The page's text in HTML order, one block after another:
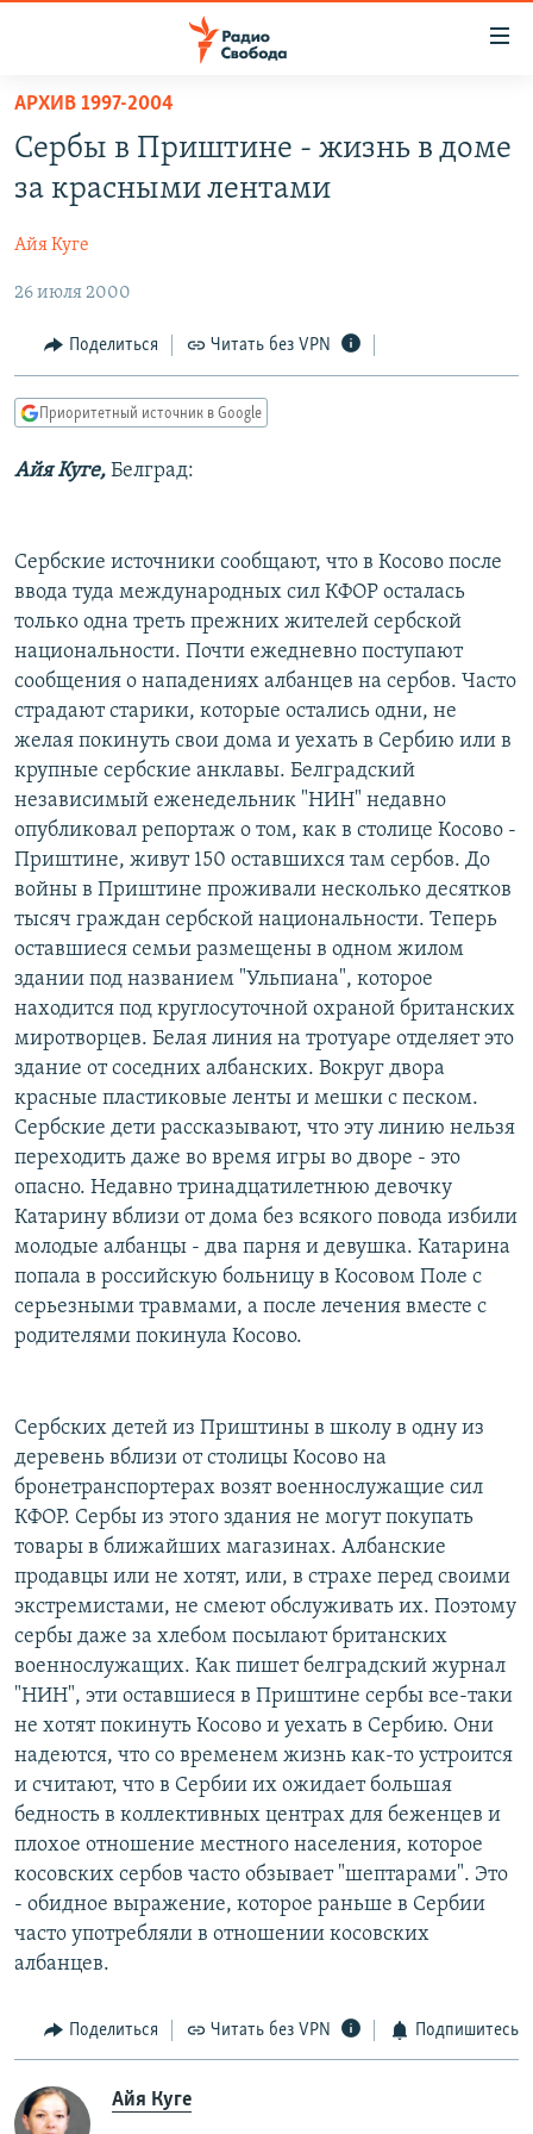
упрощенного
доступа
основному
Вернутся
главной
навигации
Вернутся
поиску
ПРОГРАММЫ
ПОДКАСТЫ
АВТОРСКИЕ ПРОЕКТЫ
ЦИТАТЫ СВОБОДЫ
МНЕНИЯ
КУЛЬТУРА
IDEL.РЕАЛИИ
КАВКАЗ.РЕАЛИИ
СЕВЕР.РЕАЛИИ
РАСПИСАНИЕ ВЕЩАНИЯ
ПОДПИШИТЕСЬ НА РАССЫЛКУ
СОЦИАЛЬНЫЕ СЕТИ
Все сайты РСЕ/РС
АРХИВ 1997-2004
Сербы в Приштине - жизнь в доме
за красными лентами
Айя Куге
26 июля 2000
Поделиться Читать без VPN
Приоритетный источник в Google
Айя Куге, Белград:
Сербские источники сообщают, что в Косово после
ввода туда международных сил КФОР осталась
только одна треть прежних жителей сербской
национальности. Почти ежедневно поступают
сообщения о нападениях албанцев на сербов. Часто
страдают старики, которые остались одни, не
желая покинуть свои дома и уехать в Сербию или в
крупные сербские анклавы. Белградский
независимый еженедельник "НИН" недавно
опубликовал репортаж о том, как в столице Косово -
Приштине, живут 150 оставшихся там сербов. До
войны в Приштине проживали несколько десятков
тысяч граждан сербской национальности. Теперь
оставшиеся семьи размещены в одном жилом
здании под названием "Ульпиана", которое
находится под круглосуточной охраной британских
миротворцев. Белая линия на тротуаре отделяет это
здание от соседних албанских. Вокруг двора
красные пластиковые ленты и мешки с песком.
Сербские дети рассказывают, что эту линию нельзя
переходить даже во время игры во дворе - это
опасно. Недавно тринадцатилетнюю девочку
Катарину вблизи от дома без всякого повода избили
молодые албанцы - два парня и девушка. Катарина
попала в российскую больницу в Косовом Поле с
серьезными травмами, а после лечения вместе с
родителями покинула Косово.
Сербских детей из Приштины в школу в одну из
деревень вблизи от столицы Косово на
бронетранспортерах возят военнослужащие сил
КФОР. Сербы из этого здания не могут покупать
товары в ближайших магазинах. Албанские
продавцы или не хотят, или, в страхе перед своими
экстремистами, не смеют обслуживать их. Поэтому
сербы даже за хлебом посылают британских
военнослужащих. Как пишет белградский журнал
"НИН", эти оставшиеся в Приштине сербы все-таки
не хотят покинуть Косово и уехать в Сербию. Они
надеются, что со временем жизнь как-то устроится
и считают, что в Сербии их ожидает большая
бедность в коллективных центрах для беженцев и
плохое отношение местного населения, которое
косовских сербов часто обзывает "шептарами". Это
- обидное выражение, которое раньше в Сербии
часто употребляли в отношении косовских
албанцев.
Поделиться Читать без VPN Подпишитесь
Айя Куге